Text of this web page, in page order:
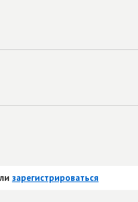
зарегистрироваться